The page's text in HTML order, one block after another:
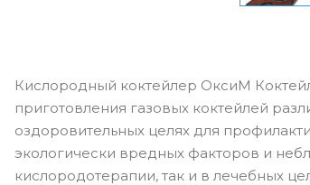
Кислородный коктейлер ОксиМ
приготовления газовых коктейлей
оздоровительных целях для
экологически вредных факторов и
кислородотерапии, так и в лечебных